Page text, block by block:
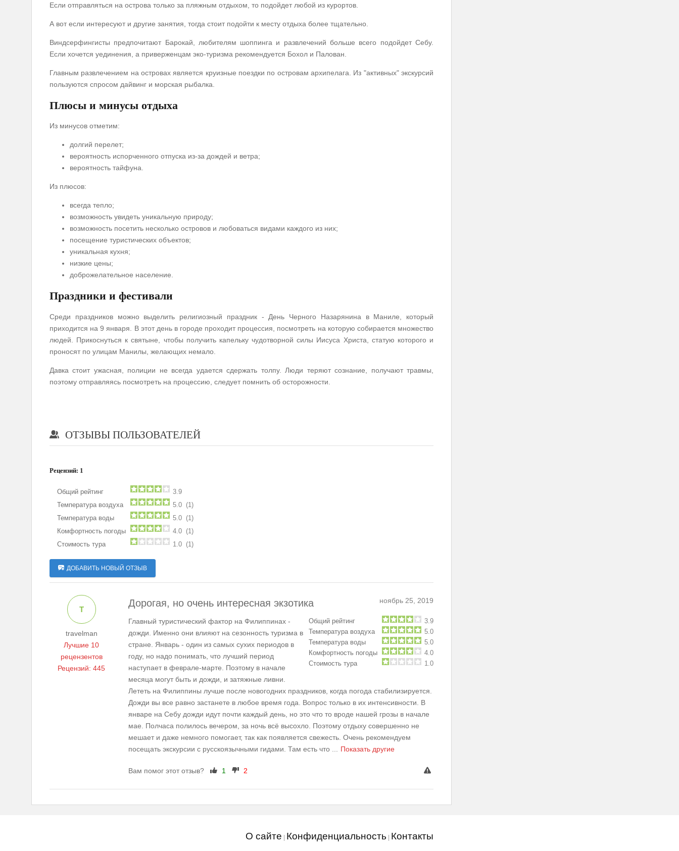
Если отправляться на острова только за пляжным отдыхом, то подойдет любой из курортов.
А вот если интересуют и другие занятия, тогда стоит подойти к месту отдыха более тщательно.
Виндсерфингисты предпочитают Барокай, любителям шоппинга и развлечений больше всего подойдет Себу.
Если хочется уединения, а приверженцам эко-туризма рекомендуется Бохол и Палован.
Главным развлечением на островах является круизные поездки по островам архипелага. Из "активных" экскурсий
пользуются спросом дайвинг и морская рыбалка.
Плюсы и минусы отдыха
Из минусов отметим:
долгий перелет;
вероятность испорченного отпуска из-за дождей и ветра;
вероятность тайфуна.
Из плюсов:
всегда тепло;
возможность увидеть уникальную природу;
возможность посетить несколько островов и любоваться видами каждого из них;
посещение туристических объектов;
уникальная кухня;
низкие цены;
доброжелательное население.
Праздники и фестивали
Среди праздников можно выделить религиозный праздник - День Черного Назарянина в Маниле, который
приходится на 9 января. В этот день в городе проходит процессия, посмотреть на которую собирается множество
людей. Прикоснуться к святыне, чтобы получить капельку чудотворной силы Иисуса Христа, статую которого и
проносят по улицам Манилы, желающих немало.
Давка стоит ужасная, полиции не всегда удается сдержать толпу. Люди теряют сознание, получают травмы,
поэтому отправляясь посмотреть на процессию, следует помнить об осторожности.
ОТЗЫВЫ ПОЛЬЗОВАТЕЛЕЙ
Рецензий: 1
Общий рейтинг
3.9
Температура воздуха
5.0 (1)
Температура воды
5.0 (1)
Комфортность погоды
4.0 (1)
Стоимость тура
1.0 (1)
ДОБАВИТЬ НОВЫЙ ОТЗЫВ
Дорогая, но очень интересная экзотика ноябрь 25, 2019
Общий рейтинг
3.9
Температура воздуха
5.0
Температура воды
5.0
Комфортность погоды
4.0
Стоимость тура
1.0
Главный туристический фактор на Филиппинах -
дожди. Именно они влияют на сезонность туризма в
стране. Январь - один из самых сухих периодов в
году, но надо понимать, что лучший период
наступает в феврале-марте. Поэтому в начале
месяца могут быть и дожди, и затяжные ливни.
Лететь на Филиппины лучше после новогодних праздников, когда погода стабилизируется.
Дожди вы все равно застанете в любое время года. Вопрос только в их интенсивности. В
январе на Себу дожди идут почти каждый день, но это что то вроде нашей грозы в начале
мае. Полчаса полилось вечером, за ночь всё высохло. Поэтому отдыху совершенно не
мешает и даже немного помогает, так как появляется свежесть. Очень рекомендуем
посещать экскурсии с русскоязычными гидами. Там есть что
Показать другие
T
travelman
Лучшие 10
рецензентов
Рецензий: 445
Вам помог этот отзыв? 1 2
О сайте | Конфиденциальность | Контакты